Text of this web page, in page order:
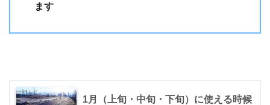
ます
1月（上旬・中旬・下旬）に使える時候